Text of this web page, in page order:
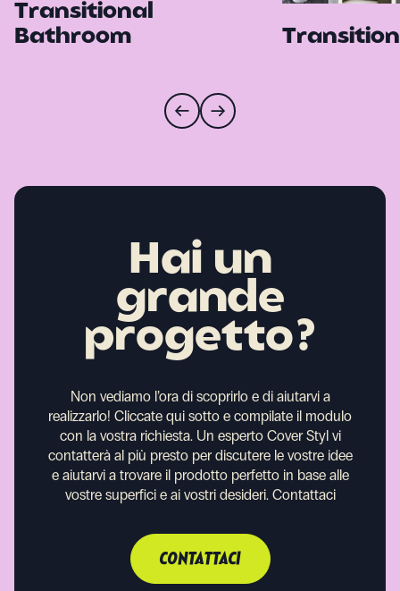
Transitional
Bathroom
Hai un
grande
progetto?
Non vediamo l’ora di scoprirlo e di aiutarvi a
realizzarlo! Cliccate qui sotto e compilate il modulo
con la vostra richiesta. Un esperto Cover Styl vi
contatterà al più presto per discutere le vostre idee
e aiutarvi a trovare il prodotto perfetto in base alle
vostre superfici e ai vostri desideri. Contattaci
CONTATTACI